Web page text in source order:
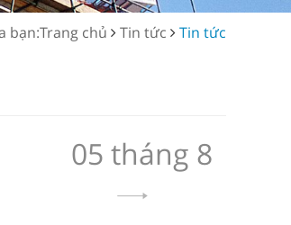
bạn:Trang chủ Tin tức Tin tức
05 tháng 8